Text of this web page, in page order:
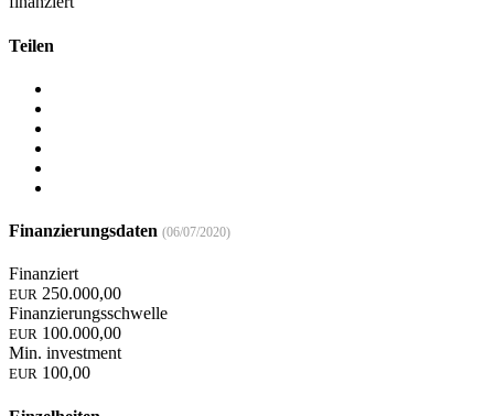
Teilen
Finanzierungsdaten (06/07/2020)
Finanziert
EUR 250.000,00
Finanzierungsschwelle
EUR 100.000,00
Min. investment
EUR 100,00